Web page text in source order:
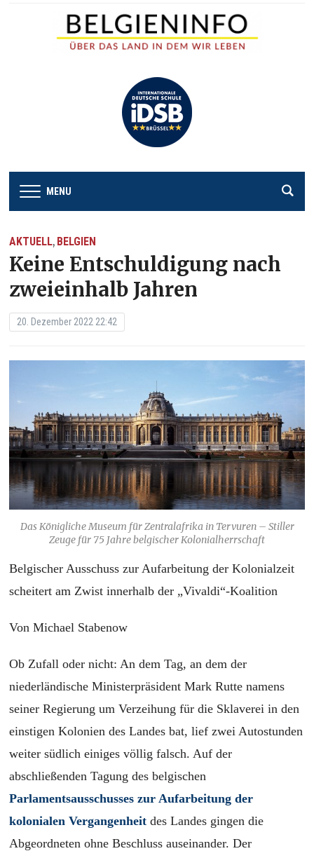
MENU
AKTUELL, BELGIEN
Keine Entschuldigung nach
zweieinhalb Jahren
20. Dezember 2022 22:42
Das Königliche Museum für Zentralafrika in Tervuren – Stiller
Zeuge für 75 Jahre belgischer Kolonialherrschaft
Belgischer Ausschuss zur Aufarbeitung der Kolonialzeit
scheitert am Zwist innerhalb der „Vivaldi“-Koalition
Von Michael Stabenow
Ob Zufall oder nicht: An dem Tag, an dem der
niederländische Ministerpräsident Mark Rutte namens
seiner Regierung um Verzeihung für die Sklaverei in den
einstigen Kolonien des Landes bat, lief zwei Autostunden
weiter südlich einiges völlig falsch. Auf der
abschließenden Tagung des belgischen
Parlamentsausschusses zur Aufarbeitung der
kolonialen Vergangenheit des Landes gingen die
Abgeordneten ohne Beschluss auseinander. Der